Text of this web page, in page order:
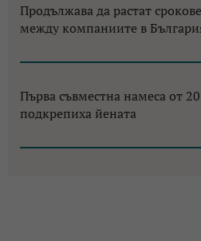
Продължава да растат
между компаниите в
Първа съвместна намеса от
подкрепиха йената